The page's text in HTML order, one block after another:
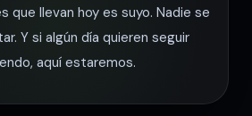
que llevan hoy es suyo. Nadie se
Y si algún día quieren seguir
aquí estaremos.